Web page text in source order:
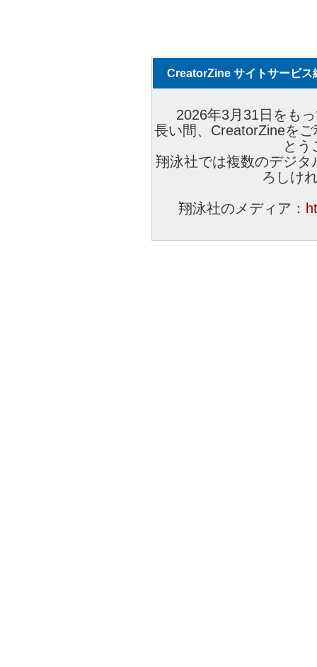
CreatorZine サイトサービス
2026年3月31日をも
長い間、CreatorZineを
とう
翔泳社では複数のデジ
ろしけ
翔泳社のメディア：